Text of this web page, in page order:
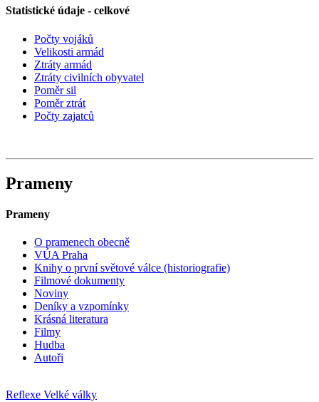
Statistické údaje - celkové
Počty vojáků
Velikosti armád
Ztráty armád
Ztráty civilních obyvatel
Poměr sil
Poměr ztrát
Počty zajatců
Prameny
Prameny
O pramenech obecně
VÚA Praha
Knihy o první světové válce (historiografie)
Filmové dokumenty
Noviny
Deníky a vzpomínky
Krásná literatura
Filmy
Hudba
Autoři
Reflexe Velké války